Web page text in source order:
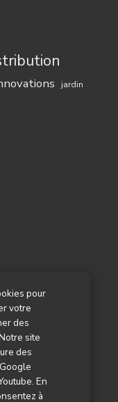
pour
votre
des
site
des
En
à
jardin